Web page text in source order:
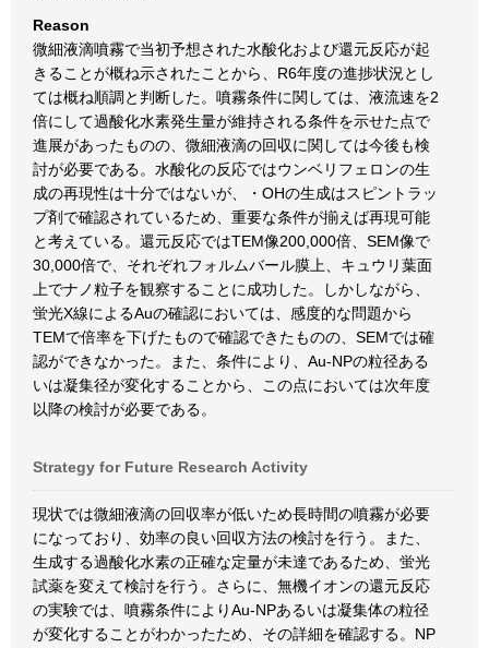
Reason
微細液滴噴霧で当初予想された水酸化および還元反応が起
きることが概ね示されたことから、R6年度の進捗状況とし
ては概ね順調と判断した。噴霧条件に関しては、液流速を2
倍にして過酸化水素発生量が維持される条件を示せた点で
進展があったものの、微細液滴の回収に関しては今後も検
討が必要である。水酸化の反応ではウンベリフェロンの生
成の再現性は十分ではないが、・OHの生成はスピントラッ
プ剤で確認されているため、重要な条件が揃えば再現可能
と考えている。還元反応ではTEM像200,000倍、SEM像で
30,000倍で、それぞれフォルムバール膜上、キュウリ葉面
上でナノ粒子を観察することに成功した。しかしながら、
蛍光X線によるAuの確認においては、感度的な問題から
TEMで倍率を下げたもので確認できたものの、SEMでは確
認ができなかった。また、条件により、Au-NPの粒径ある
いは凝集径が変化することから、この点においては次年度
以降の検討が必要である。
Strategy for Future Research Activity
現状では微細液滴の回収率が低いため長時間の噴霧が必要
になっており、効率の良い回収方法の検討を行う。また、
生成する過酸化水素の正確な定量が未達であるため、蛍光
試薬を変えて検討を行う。さらに、無機イオンの還元反応
の実験では、噴霧条件によりAu-NPあるいは凝集体の粒径
が変化することがわかったため、その詳細を確認する。NP